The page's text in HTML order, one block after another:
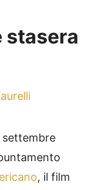
stasera
settembre
, il film